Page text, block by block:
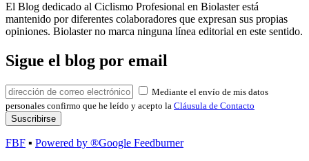
El Blog dedicado al Ciclismo Profesional en Biolaster está
mantenido por diferentes colaboradores que expresan sus propias
opiniones. Biolaster no marca ninguna línea editorial en este sentido.
Sigue el blog por email
Mediante el envío de mis datos
personales confirmo que he leído y acepto la Cláusula de Contacto
FBF ▪ Powered by ®Google Feedburner